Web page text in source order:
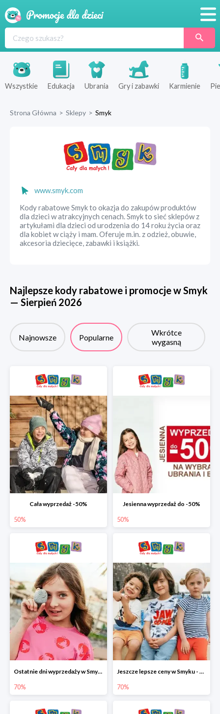
Produkty
Sklepy
Wszystkie Edukacja Ubrania Gry i zabawki Karmienie
Strona Główna > Sklepy > Smyk
www.smyk.com
Kody rabatowe Smyk to okazja do zakupów produktów
dla dzieci w atrakcyjnych cenach. Smyk to sieć sklepów z
artykułami dla dzieci od urodzenia do 14 roku życia oraz
dla kobiet w ciąży i mam. Oferuje m.in. z odzież, obuwie,
akcesoria dziecięce, zabawki i książki.
Najlepsze kody rabatowe i promocje wSmyk
— Sierpień 2026
Najnowsze Popularne
Wkrótce
wygasną
Cała wyprzedaż -50%
50%
Jesienna wyprzedaż do -50%
50%
Ostatnie dni wyprzedaży w Smyku - ubrania i buty do -70%
70%
Jeszcze lepsze ceny w Smyku - ubrania i buty do -70%
70%